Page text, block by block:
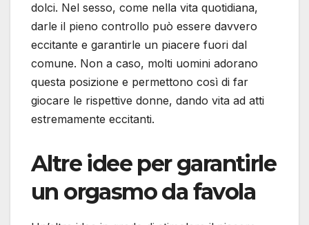
dolci. Nel sesso, come nella vita quotidiana,
darle il pieno controllo può essere davvero
eccitante e garantirle un piacere fuori dal
comune. Non a caso, molti uomini adorano
questa posizione e permettono così di far
giocare le rispettive donne, dando vita ad atti
estremamente eccitanti.
Altre idee per garantirle
un orgasmo da favola